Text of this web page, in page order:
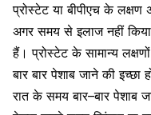
प्रोस्टेट या बीपीएच के लक्षण
अगर समय से इलाज नहीं किया
हैं। प्रोस्टेट के सामान्य लक्षणों
बार बार पेशाब जाने की इच्छा
रात के समय बार–बार पेशाब